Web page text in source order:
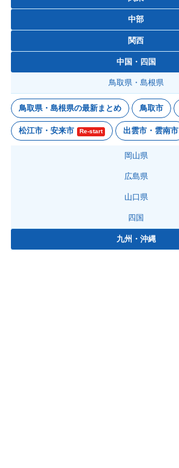
中部
関西
中国・四国
鳥取県・島根県
鳥取県・島根県の最新まとめ 鳥取市
松江市・安来市 Re-start 出雲市・雲南市
岡山県
広島県
山口県
四国
九州・沖縄